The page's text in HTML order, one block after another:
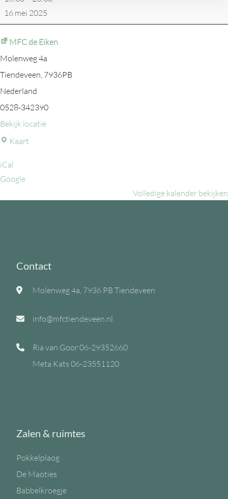
16 mei 2025
MFC de Eiken
Molenweg 4a
Tiendeveen, 7936PB
Nederland
0528-342390
Bekijk locatie
Kaart
iCal
Google
Volledige kalender bekijken
Contact
Molenweg 4a, 7936 PB Tiendeveen
info@mfctiendeveen.nl
Ria van Goor06-29352660
Meta Kats 06-23551120
Zalen & ruimtes
Pokkelplaog
De Maoties
Babbelkroegje